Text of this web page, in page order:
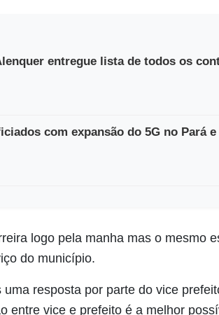
entregue lista de todos os
com expansão do 5G no Pará
logo pela manha mas o mesmo
do município.
resposta por parte do vice
entre vice e prefeito é a melhor